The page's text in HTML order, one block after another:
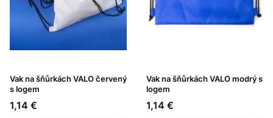
Vak na šňůrkách VALO červený
s logem
Cena
1,14 €
Vak na šňůrkách VALO modrý s
logem
Cena
1,14 €